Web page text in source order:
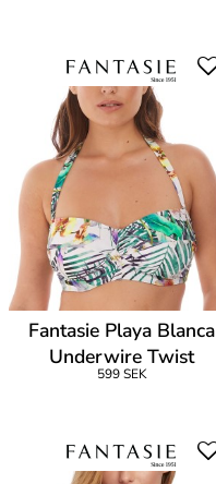
Fantasie Playa Blanca
Underwire Twist
Bandeau
599 SEK